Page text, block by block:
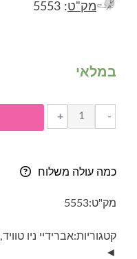
מק"ט: 5553
במלאי
-
כמות
של
everyday
tweed-
ירוק
+
כמה עולה משלוח
מק"ט:5553
קטגוריות:אברידיי ניו טוויד,
◄